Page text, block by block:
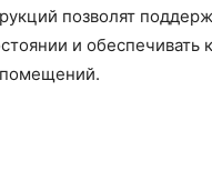
позволят
и обеспечивать
помещений.